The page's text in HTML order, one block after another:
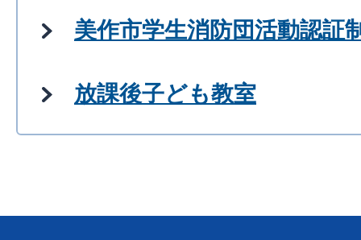
美作市学生消防団活動認証
放課後子ども教室